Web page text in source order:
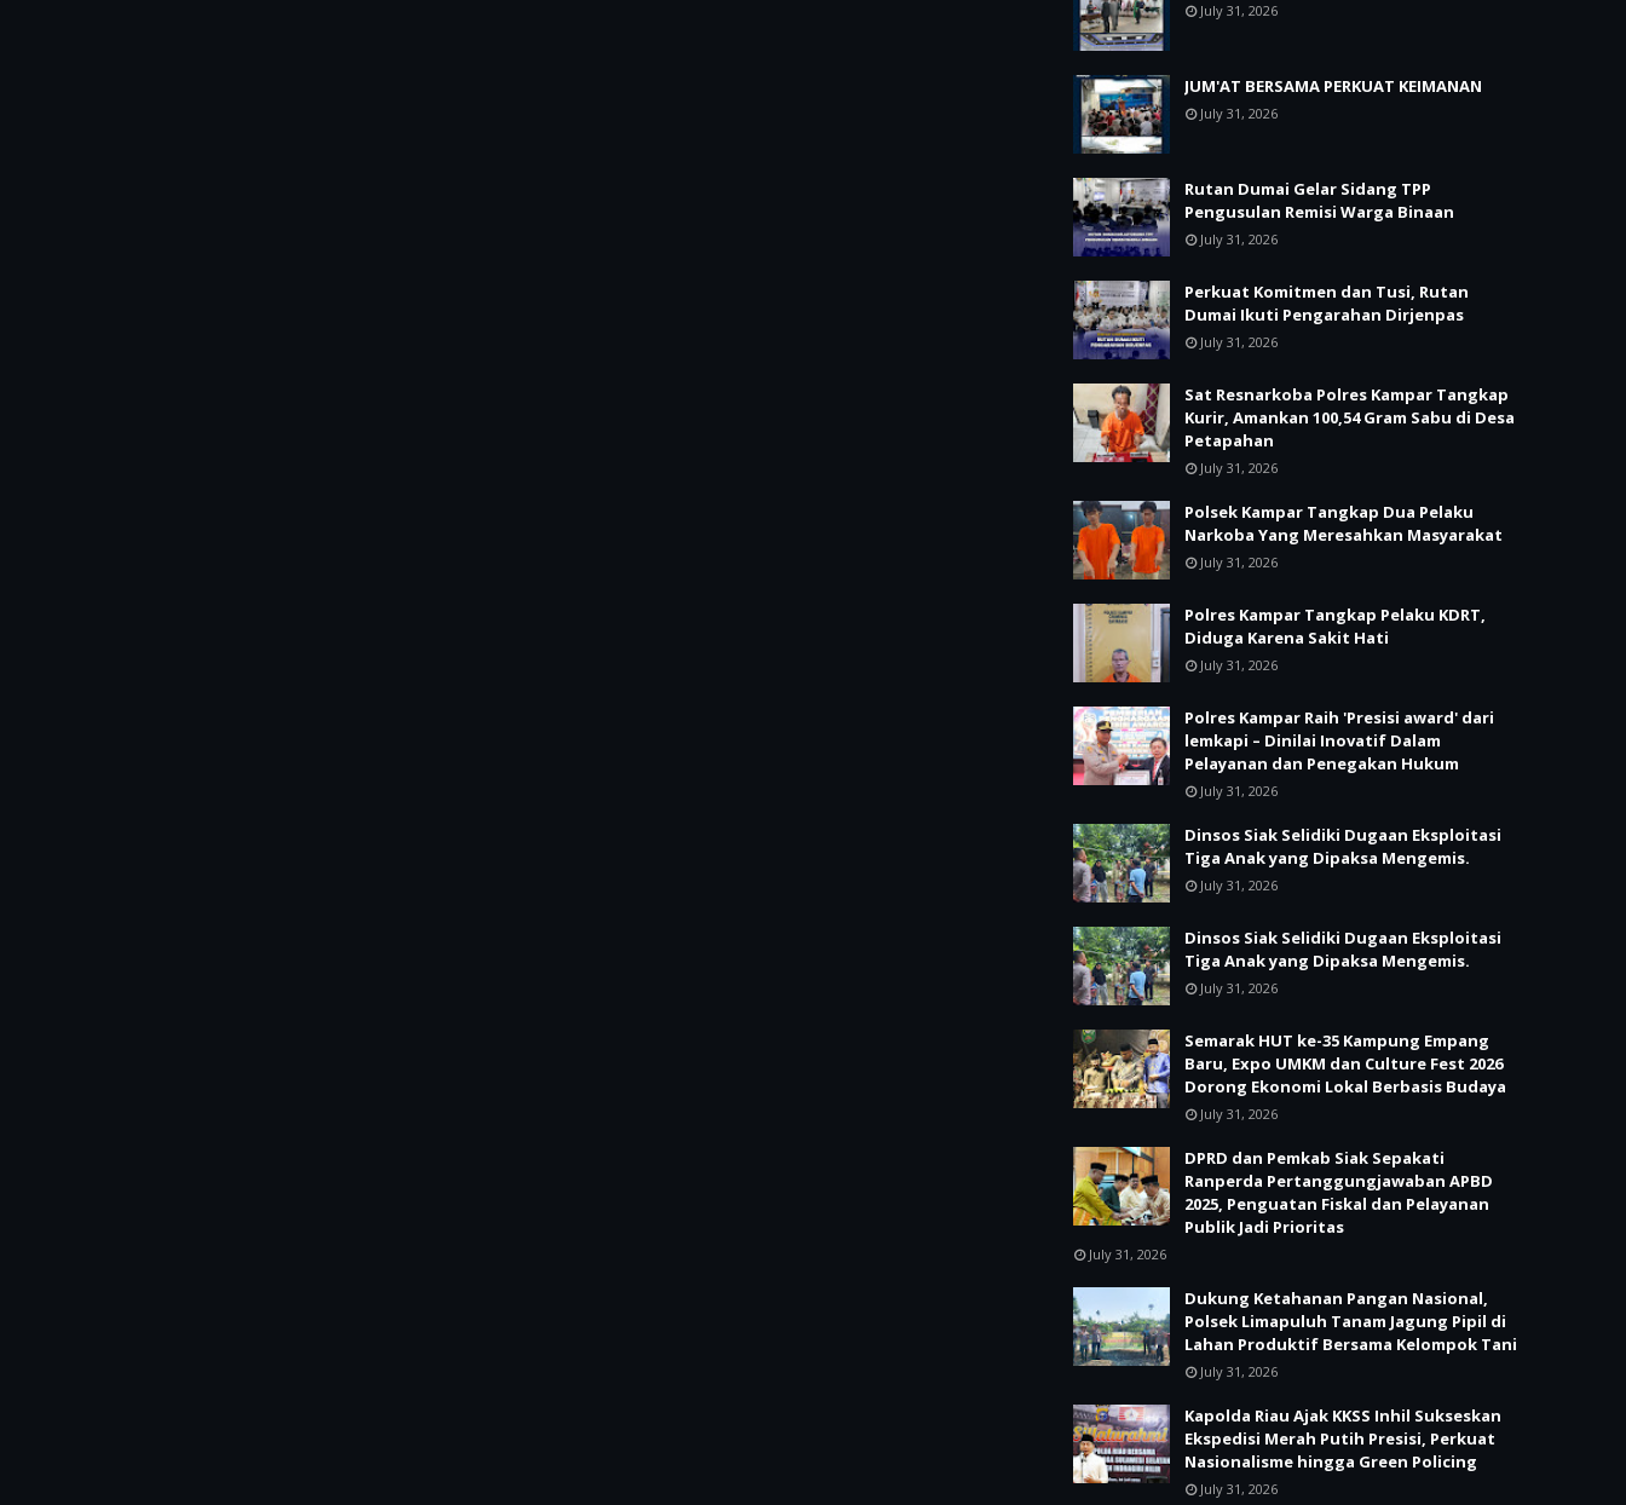
July 31, 2026
JUM'AT BERSAMA PERKUAT KEIMANAN
July 31, 2026
Rutan Dumai Gelar Sidang TPP
Pengusulan Remisi Warga Binaan
July 31, 2026
Perkuat Komitmen dan Tusi, Rutan
Dumai Ikuti Pengarahan Dirjenpas
July 31, 2026
Sat Resnarkoba Polres Kampar Tangkap
Kurir, Amankan 100,54 Gram Sabu di Desa
Petapahan
July 31, 2026
Polsek Kampar Tangkap Dua Pelaku
Narkoba Yang Meresahkan Masyarakat
July 31, 2026
Polres Kampar Tangkap Pelaku KDRT,
Diduga Karena Sakit Hati
July 31, 2026
Polres Kampar Raih 'Presisi award' dari
lemkapi – Dinilai Inovatif Dalam
Pelayanan dan Penegakan Hukum
July 31, 2026
Dinsos Siak Selidiki Dugaan Eksploitasi
Tiga Anak yang Dipaksa Mengemis.
July 31, 2026
Dinsos Siak Selidiki Dugaan Eksploitasi
Tiga Anak yang Dipaksa Mengemis.
July 31, 2026
Semarak HUT ke-35 Kampung Empang
Baru, Expo UMKM dan Culture Fest 2026
Dorong Ekonomi Lokal Berbasis Budaya
July 31, 2026
DPRD dan Pemkab Siak Sepakati
Ranperda Pertanggungjawaban APBD
2025, Penguatan Fiskal dan Pelayanan
Publik Jadi Prioritas
July 31, 2026
Dukung Ketahanan Pangan Nasional,
Polsek Limapuluh Tanam Jagung Pipil di
Lahan Produktif Bersama Kelompok Tani
July 31, 2026
Kapolda Riau Ajak KKSS Inhil Sukseskan
Ekspedisi Merah Putih Presisi, Perkuat
Nasionalisme hingga Green Policing
July 31, 2026